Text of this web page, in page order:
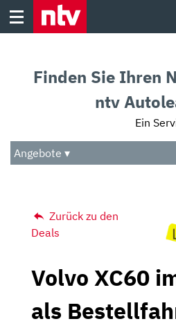
Skip
Audio
Das Beste
Finden Sie Ihren
ntv
Ein
Angebote ▾
Zurück zu den
Deals
Volvo XC60
als